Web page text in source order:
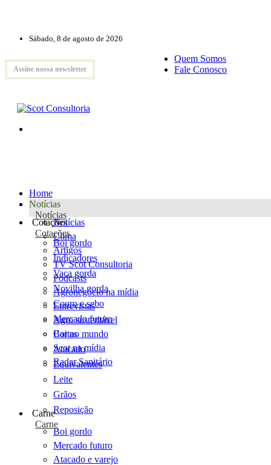
Sábado, 8 de agosto de 2026
Assine nossa newsletter
Quem Somos
Fale Conosco
Home
Notícias
Notícias
Notícias
Clima
Artigos
TV Scot Consultoria
Podcasts
Agronegócio na mídia
Entrevistas
Agro sustentável
Cartas
Scot na mídia
Radar Sanitário
Cotações
Cotações
Boi gordo
Indicadores
Vaca gorda
Novilha gorda
Couro e sebo
Mercado futuro
Boi no mundo
Atacado
Equivalentes
Leite
Grãos
Reposição
Carne
Carne
Boi gordo
Mercado futuro
Atacado e varejo